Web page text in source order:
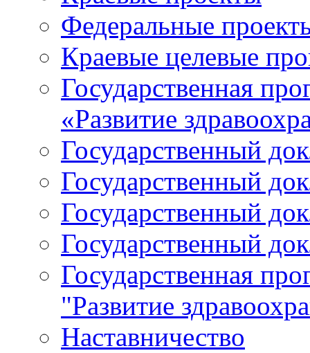
Федеральные
Краевые целевые
Государственная
«Развитие
Государственный
Государственный
Государственный
Государственный
Государственная
"Развитие
Наставничество